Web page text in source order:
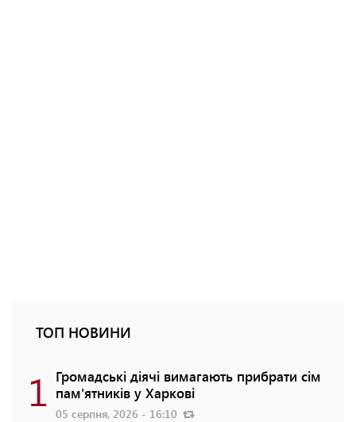
ТОП НОВИНИ
1 Громадські діячі вимагають прибрати сім
пам'ятників у Харкові
05 серпня, 2026 - 16:10